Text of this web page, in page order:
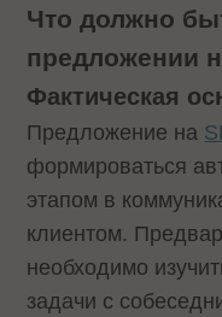
Что должно
предложении
Фактическая
Предложение на
формироваться
этапом в
клиентом.
необходимо
задачи с